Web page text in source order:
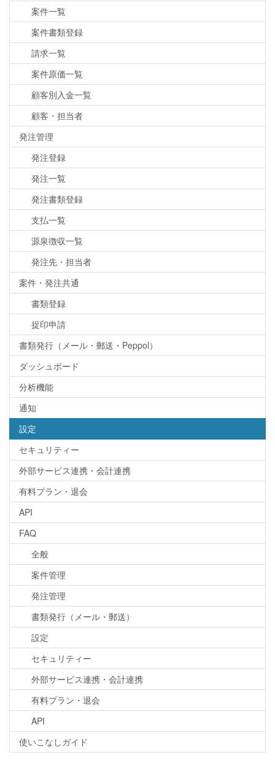
案件一覧
案件書類登録
請求一覧
案件原価一覧
顧客別入金一覧
顧客・担当者
発注管理
発注登録
発注一覧
発注書類登録
支払一覧
源泉徴収一覧
発注先・担当者
案件・発注共通
書類登録
捉印申請
書類発行（メール・郵送・Peppol）
ダッシュボード
分析機能
通知
設定
セキュリティー
外部サービス連携・会計連携
有料プラン・退会
API
FAQ
全般
案件管理
発注管理
書類発行（メール・郵送）
設定
セキュリティー
外部サービス連携・会計連携
有料プラン・退会
API
使いこなしガイド